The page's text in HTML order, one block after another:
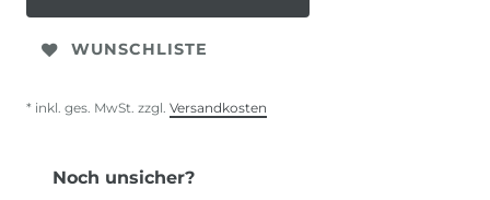
WUNSCHLISTE
* inkl. ges. MwSt. zzgl. Versandkosten
Noch unsicher?